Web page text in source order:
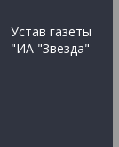
Устав газеты
"ИА "Звезда"